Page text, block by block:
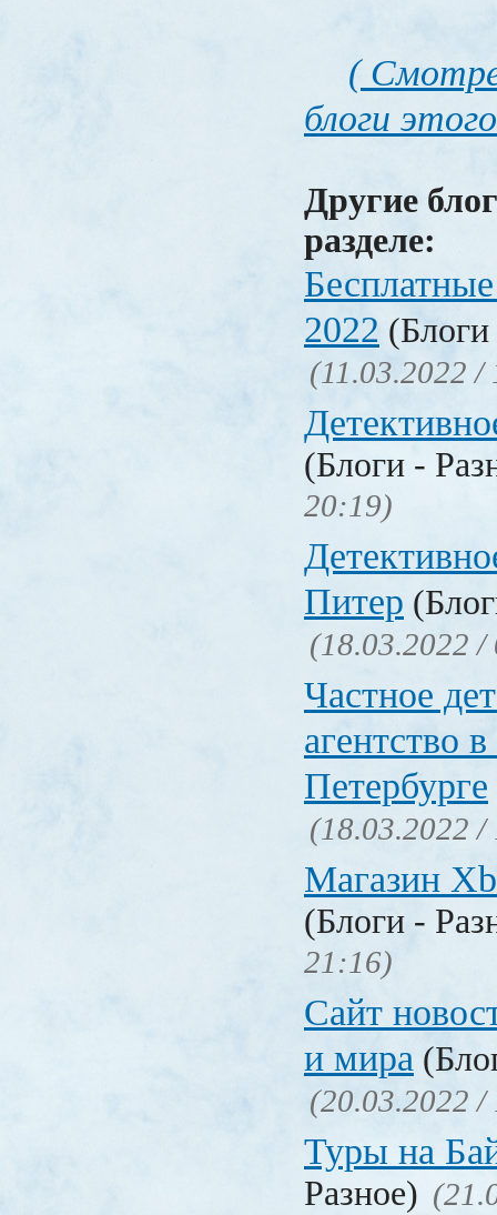
(
блоги
Другие
разделе:
2022
(11.03.2022 /
(Блоги -
20:19)
Питер
(18.03.2022 /
Частное
агентство
Петербурге
(18.03.2022 /
Магазин
(Блоги -
21:16)
Сайт
и мира
(20.03.2022 /
Туры на
Разное)